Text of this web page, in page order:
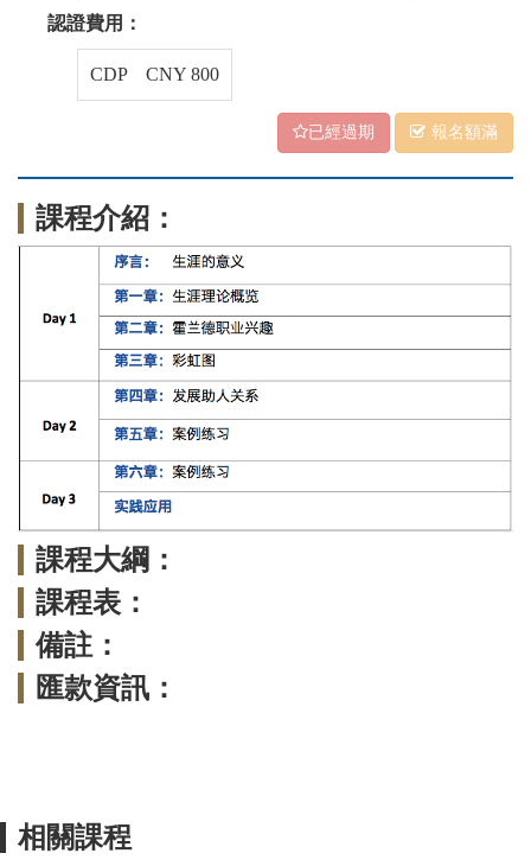
認證費用：
CDP CNY 800
已經過期 報名額滿
課程介紹：
課程大綱：
課程表：
備註：
匯款資訊：
相關課程